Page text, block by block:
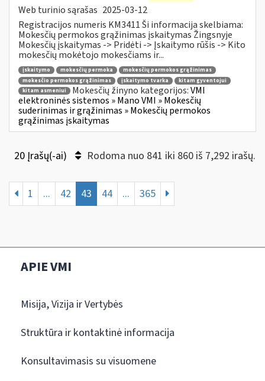
Web turinio sąrašas 2025-03-12
Registracijos numeris KM3411 Ši informacija skelbiama:
Mokesčių permokos grąžinimas įskaitymas Žingsnyje
Mokesčių įskaitymas -> Pridėti -> Įskaitymo rūšis -> Kito
mokesčių mokėtojo mokesčiams ir...
įskaitymo mokesčių permoka
mokesčių permokos grąžinimas
mokesčio permokos grąžinimas
įskaitymo tvarka
kitam gyventojui
kitam asmeniui
Mokesčių žinyno kategorijos:VMI
elektroninės sistemos » Mano VMI » Mokesčių
suderinimas ir grąžinimas » Mokesčių permokos
grąžinimas įskaitymas
20 Įrašų(-ai) Rodoma nuo 841 iki 860 iš 7,292 irašų.
1 ... 42 43 44 ... 365
APIE VMI
Misija, Vizija ir Vertybės
Struktūra ir kontaktinė informacija
Konsultavimasis su visuomene